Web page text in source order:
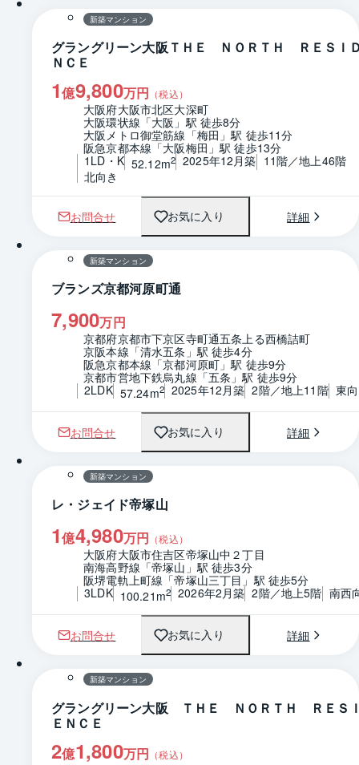
新築マンション
グラングリーン大阪ＴＨＥ ＮＯＲＴＨ ＲＥＳＩ
ＮＣＥ
1億9,800万円 （税込）
大阪府大阪市北区大深町
大阪環状線「大阪」駅 徒歩8分
大阪メトロ御堂筋線「梅田」駅 徒歩11分
阪急京都本線「大阪梅田」駅 徒歩13分
1LD・K 52.12m2 2025年12月築 11階／地上46階
北向き
お問合せ お気に入り 詳細
1 / 0 間取り
新築マンション
ブランズ京都河原町通
7,900万円
京都府京都市下京区寺町通五条上る西橋詰町
京阪本線「清水五条」駅 徒歩4分
阪急京都本線「京都河原町」駅 徒歩9分
京都市営地下鉄烏丸線「五条」駅 徒歩9分
2LDK 57.24m2 2025年12月築 2階／地上11階 東
お問合せ お気に入り 詳細
1 / 0 間取り
新築マンション
レ・ジェイド帝塚山
1億4,980万円 （税込）
大阪府大阪市住吉区帝塚山中２丁目
南海高野線「帝塚山」駅 徒歩3分
阪堺電軌上町線「帝塚山三丁目」駅 徒歩5分
3LDK 100.21m2 2026年2月築 2階／地上5階 南西
お問合せ お気に入り 詳細
1 / 0 間取り
新築マンション
グラングリーン大阪 ＴＨＥ ＮＯＲＴＨ ＲＥＳ
ＥＮＣＥ
2億1,800万円 （税込）